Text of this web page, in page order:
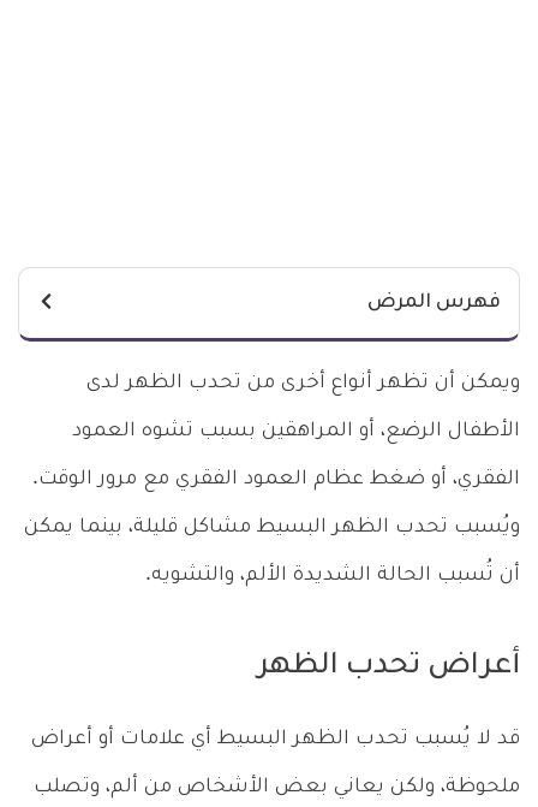
فهرس المرض
ويمكن أن تظهر أنواع أخرى من تحدب الظهر لدى
الأطفال الرضع، أو المراهقين بسبب تشوه العمود
الفقري، أو ضغط عظام العمود الفقري مع مرور الوقت.
ويُسبب تحدب الظهر البسيط مشاكل قليلة، بينما يمكن
أن تُسبب الحالة الشديدة الألم، والتشويه.
أعراض تحدب الظهر
قد لا يُسبب تحدب الظهر البسيط أي علامات أو أعراض
ملحوظة، ولكن يعاني بعض الأشخاص من ألم، وتصلب